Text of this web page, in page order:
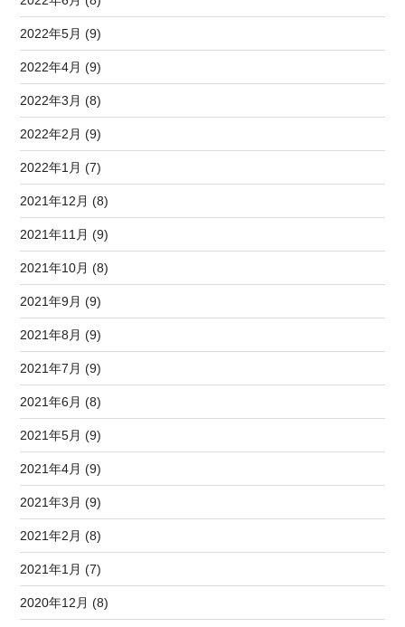
2022年5月 (9)
2022年4月 (9)
2022年3月 (8)
2022年2月 (9)
2022年1月 (7)
2021年12月 (8)
2021年11月 (9)
2021年10月 (8)
2021年9月 (9)
2021年8月 (9)
2021年7月 (9)
2021年6月 (8)
2021年5月 (9)
2021年4月 (9)
2021年3月 (9)
2021年2月 (8)
2021年1月 (7)
2020年12月 (8)